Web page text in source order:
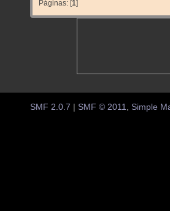
Páginas: [1]
SMF 2.0.7 SMF © 2011, Simple